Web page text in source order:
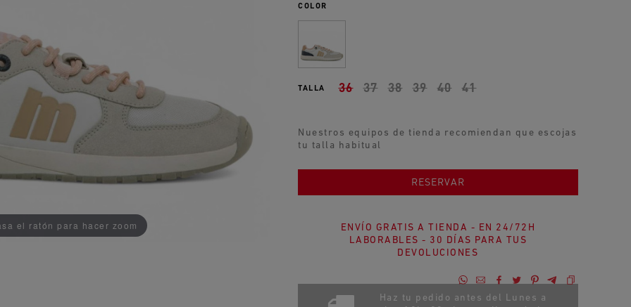
el ratón para hacer zoom
COLOR
TALLA 36 37 38 39 40 41
Nuestros equipos de tienda recomiendan que escojas
tu talla habitual
AÑADIDO AL CARRITO AÑADIR AL CARRITO
RESERVAR
ENVÍO GRATIS A TIENDA - EN 24/72H
LABORABLES - 30 DÍAS PARA TUS
DEVOLUCIONES
Haz tu pedido antes del Lunes a